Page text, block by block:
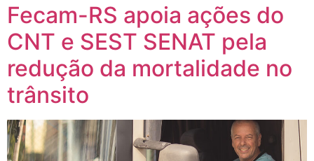
Fecam-RS apoia ações do
CNT e SEST SENAT pela
redução da mortalidade no
trânsito